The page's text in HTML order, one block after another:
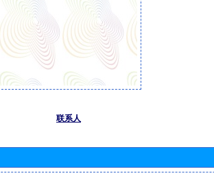
联系人